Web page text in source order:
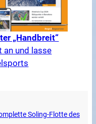
„Handbreit“
an und lasse
Soling-Flotte des